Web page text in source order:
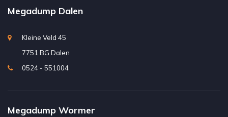
Megadump Dalen
Kleine Veld 45
7751 BG Dalen
0524 - 551004
Megadump Wormer